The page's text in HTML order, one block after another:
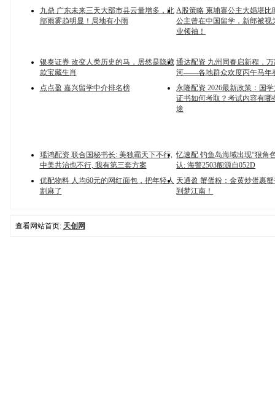
九鼎 广东未来三天大部市县云量增多，北
部雨雾趋明显！局地有小雨
A股策略 柬埔寨公主大婚堪比
公主曾在中国留学，新郎被视
业领袖！
银泰证券 改变人类历史的马，居然是隐藏
款宝藏生肖
通达配资 九州同春启新程，
河——各地群众欢度丙午马年
点点盈 嘉兴留学中介排名榜
永隆配资 2026最新政策：国
证书如何考取？考试内容有哪
途
瑶鸿配资 联合国秘书长: 美独霸天下不行,
中美共治也不行, 我有第三套方案
忆速配 钓鱼岛海域出现“狠角
认: 海警2503舰源自052D
优配物料 人均60元的网红面包，把年轻人
割麻了
天通盈 蟹蛋粉：金黄炒蛋裹
到梦江南！
查看网站首页: 天创网